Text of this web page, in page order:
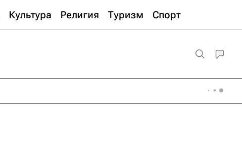
Культура Религия Туризм Спорт